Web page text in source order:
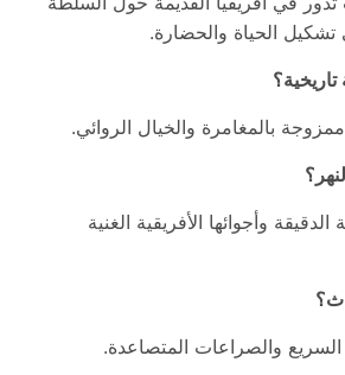
تشكيل الحياة والحضارة.
تاريخية؟
بالمغامرة والخيال الروائي.
الدقيقة وأجوائها الأفريقية الغنية
السريع والصراعات المتصاعدة.